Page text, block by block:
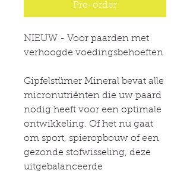
Pre-order
NIEUW - Voor paarden met
verhoogde voedingsbehoeften
Gipfelstümer Mineral bevat alle
micronutriënten die uw paard
nodig heeft voor een optimale
ontwikkeling. Of het nu gaat
om sport, spieropbouw of een
gezonde stofwisseling, deze
uitgebalanceerde